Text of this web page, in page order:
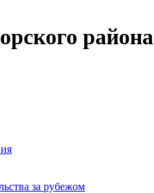
района
за рубежом